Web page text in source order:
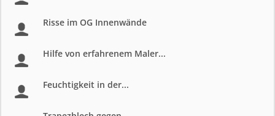
Risse im OG Innenwände
Hilfe von erfahrenem Maler...
Feuchtigkeit in der...